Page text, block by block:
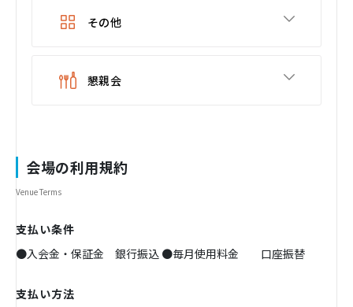
その他
懇親会
会場の利用規約
Venue Terms
支払い条件
●入会金・保証金 銀行振込 ●毎月使用料金 口座振替
支払い方法